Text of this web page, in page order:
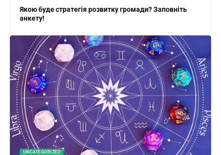
Якою буде стратегія розвитку громади? Заповніть
анкету!
UNCATEGORIZED